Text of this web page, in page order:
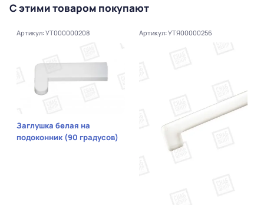
С этими товаром покупают
Артикул: УТ000000208
Заглушка белая на
подоконник (90 градусов)
Артикул: УТЯ00000256